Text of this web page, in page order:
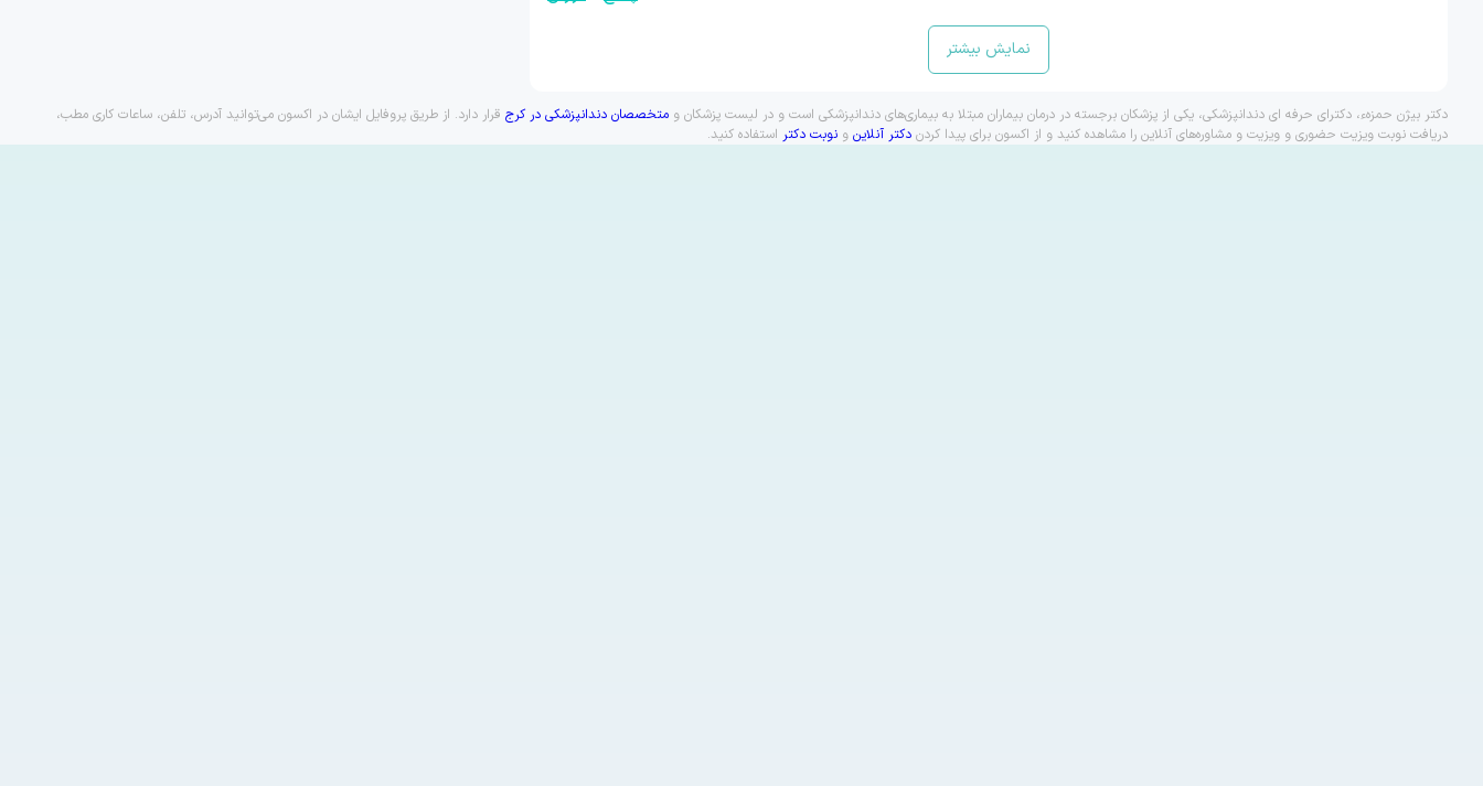
نمایش بیشتر
دکتر بیژن حمزهء، دکترای حرفه ای دندانپزشکی، یکی از پزشکان برجسته در درمان بیماران مبتلا به بیماری‌های دندانپزشکی است و در لیست پزشکان و متخصصان دندانپزشکی در کرج قرار دارد. از طریق پروفایل ایشان در اکسون می‌توانید آدرس، تلفن، ساعات کاری مطب،
دریافت نوبت ویزیت حضوری و ویزیت و مشاوره‌های آنلاین را مشاهده کنید و از اکسون برای پیدا کردن دکتر آنلاین و نوبت دکتر استفاده کنید.